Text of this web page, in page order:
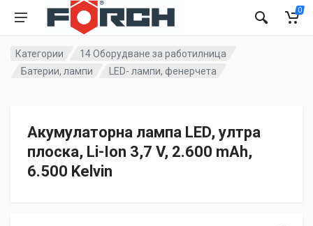
0
Категории
14 Оборудване за работилница
Батерии, лампи
LED- лампи, фенерчета
Акумулаторна лампа LED, ултра
плоска, Li-Ion 3,7 V, 2.600 mAh,
6.500 Kelvin